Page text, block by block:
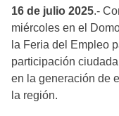
16 de julio 2025.-
miércoles en el
la Feria del Empleo
participación
en la generación de
la región.